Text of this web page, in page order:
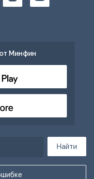
Найти
Минфин